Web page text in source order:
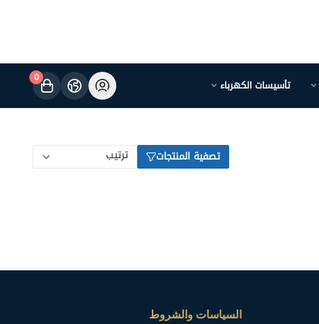
تأسيسات الكهرباء 0
تصفية المنتجات
السياسات والشروط